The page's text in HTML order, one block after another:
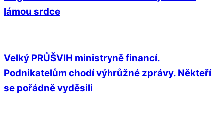
lámou srdce
Velký PRŮŠVIH ministryně financí.
Podnikatelům chodí výhrůžné zprávy. Někteří
se pořádně vyděsili